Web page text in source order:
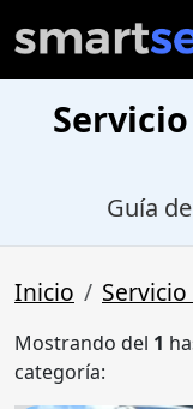
Guía
Inicio
Mostrando del 1
categoría: